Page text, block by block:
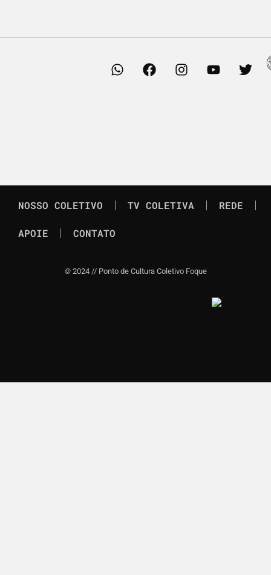
NOSSO COLETIVO TV COLETIVA REDE
APOIE CONTATO
© 2024 // Ponto de Cultura Coletivo Foque